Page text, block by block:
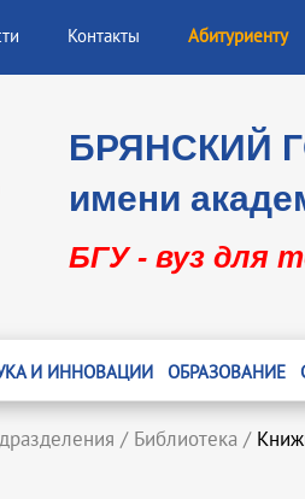
Контакты Абитуриенту
БРЯНСКИЙ
имени
БГУ - вуз для
И ИННОВАЦИИ ОБРАЗОВАНИЕ
/ Библиотека /